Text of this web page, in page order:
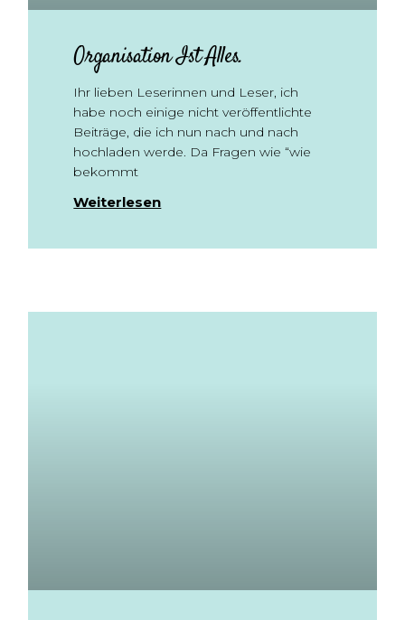
Organisation Ist Alles.
Ihr lieben Leserinnen und Leser, ich
habe noch einige nicht veröffentlichte
Beiträge, die ich nun nach und nach
hochladen werde. Da Fragen wie “wie
bekommt
Weiterlesen